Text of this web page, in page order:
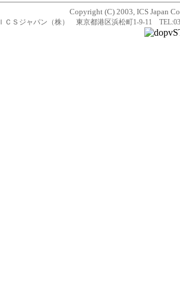
Copyright (C) 2003, ICS Japan
ＩＣＳジャパン（株） 東京都港区浜松町1-9-11